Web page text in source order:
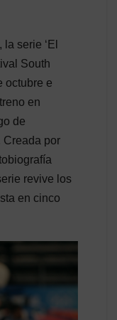
serie ‘El
South
octubre e
en
de
Creada por
revive los
en cinco